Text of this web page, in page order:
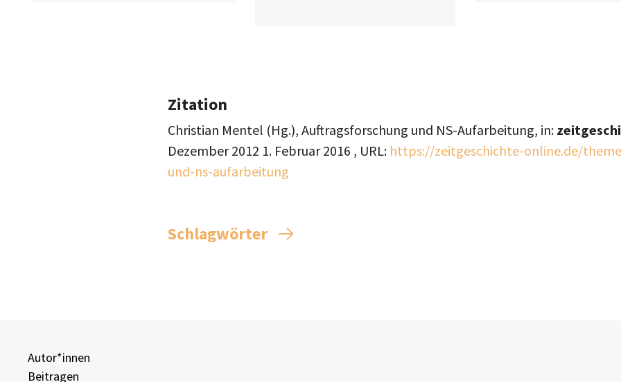
Zitation
Christian Mentel (Hg.), Auftragsforschung und NS-Aufarbeitung, in:
Dezember 2012 1. Februar 2016 , URL: https://zeitgeschichte-online.de/
und-ns-aufarbeitung
Schlagwörter
Autor*innen
Beitragen